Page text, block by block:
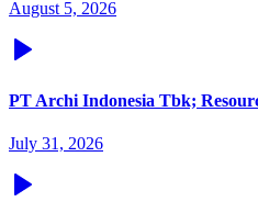
August 5, 2026
PT Archi Indonesia Tbk;
July 31, 2026